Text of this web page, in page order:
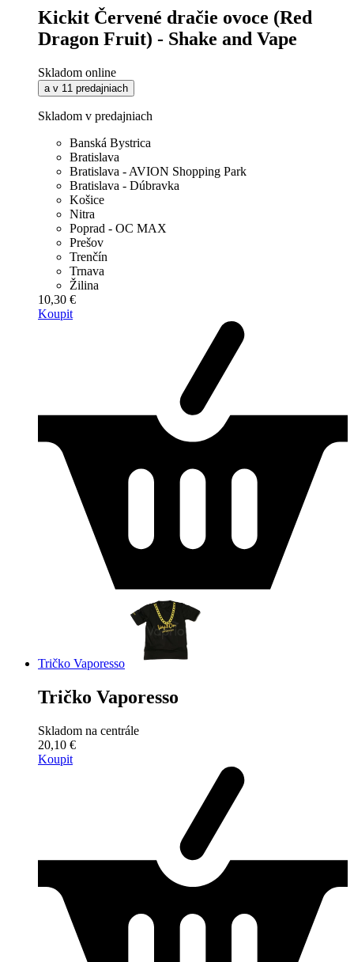
Kickit Červené dračie ovoce (Red
Dragon Fruit) - Shake and Vape
Skladom online
a v 11 predajniach
Skladom v predajniach
Banská Bystrica
Bratislava
Bratislava - AVION Shopping Park
Bratislava - Dúbravka
Košice
Nitra
Poprad - OC MAX
Prešov
Trenčín
Trnava
Žilina
10,30 €
Koupit
Tričko Vaporesso
Tričko Vaporesso
Skladom na centrále
20,10 €
Koupit